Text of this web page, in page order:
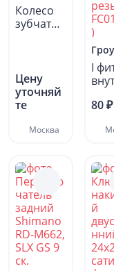
Колесо
зубчатое
Цену
уточняй
те
Москва
I
80 ₽